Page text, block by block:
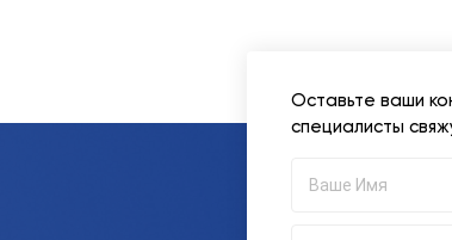
Оставьте ваши
специалисты